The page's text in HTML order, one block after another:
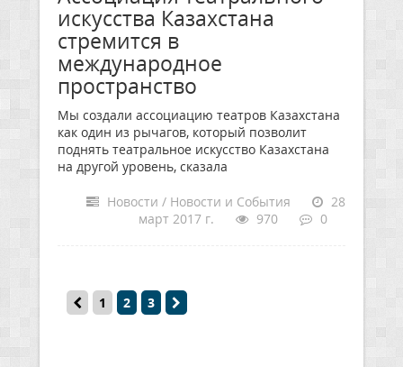
искусства Казахстана
стремится в
международное
пространство
Мы создали ассоциацию театров Казахстана
как один из рычагов, который позволит
поднять театральное искусство Казахстана
на другой уровень, сказала
Новости / Новости и События
28
март 2017 г.
970 0
1 2 3